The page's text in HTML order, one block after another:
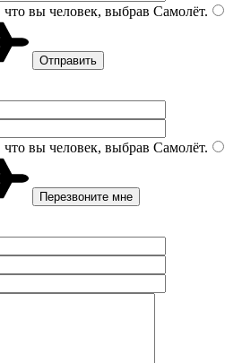
вы человек, выбрав Самолёт.
вы человек, выбрав Самолёт.